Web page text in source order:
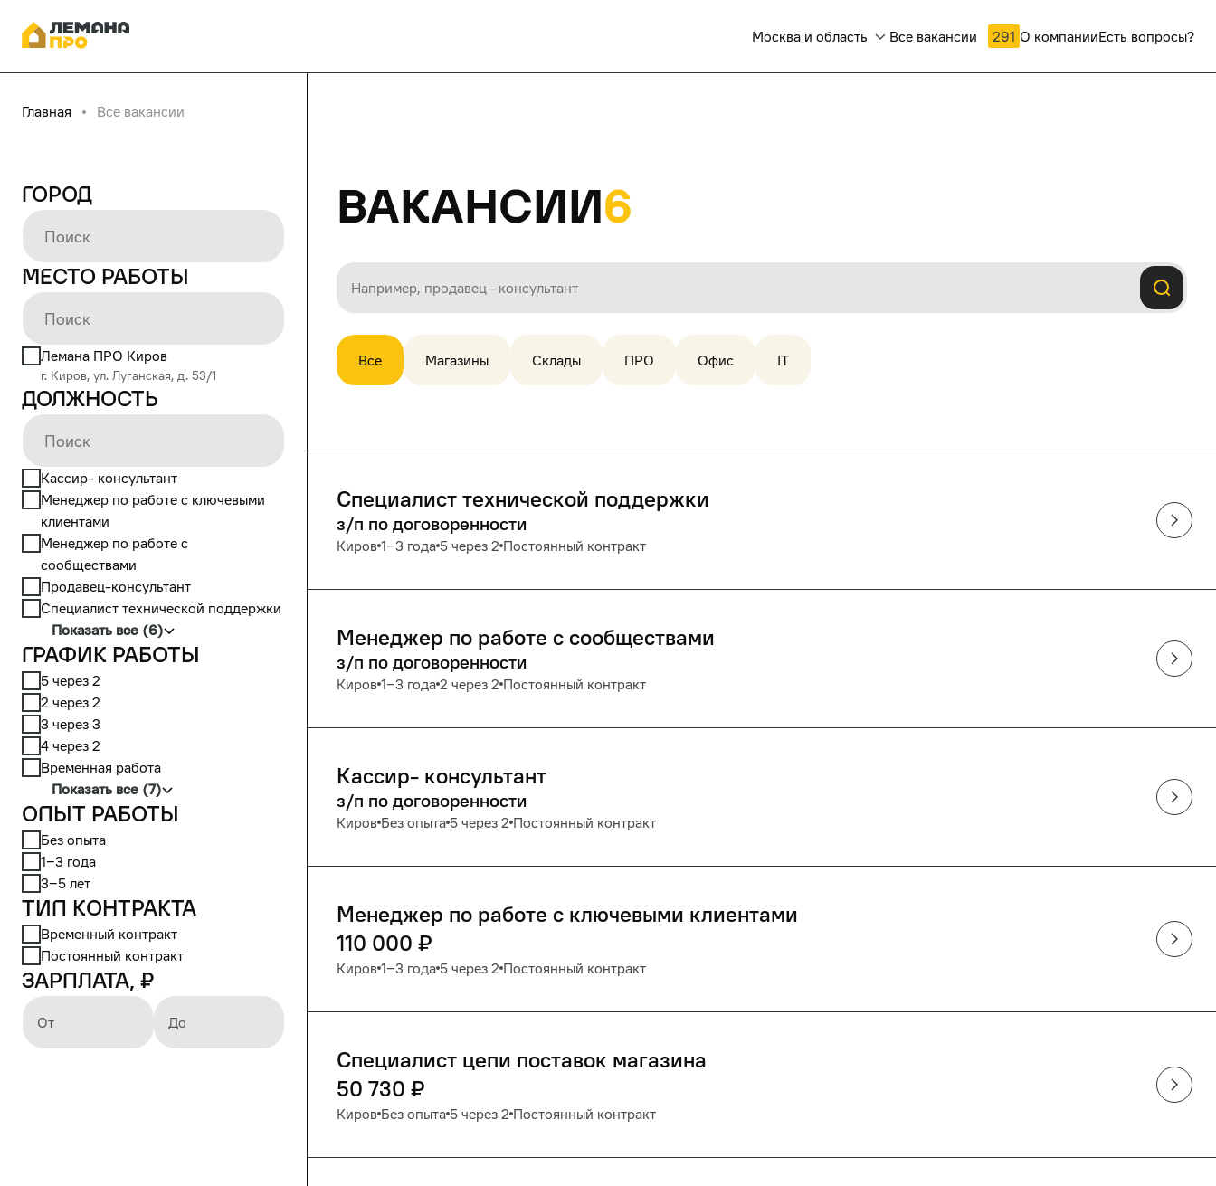
Москва и область Все вакансии 291 О компанииЕсть вопросы?
Главная Все вакансии
Город
Место работы
Лемана ПРО Киров
г. Киров, ул. Луганская, д. 53/1
Должность
Кассир- консультант
Менеджер по работе с ключевыми
клиентами
Менеджер по работе с
сообществами
Продавец-консультант
Специалист технической поддержки
Показать все (6)
График работы
5 через 2
2 через 2
3 через 3
4 через 2
Временная работа
Показать все (7)
Опыт работы
Без опыта
1‒3 года
3‒5 лет
Тип контракта
Временный контракт
Постоянный контракт
Зарплата, ₽
От До
Вакансии6
Все Магазины Склады ПРО Офис IT
Специалист технической поддержки
з/п по договоренности
Киров 1‒3 года 5 через 2 Постоянный контракт
Менеджер по работе с сообществами
з/п по договоренности
Киров 1‒3 года 2 через 2 Постоянный контракт
Кассир- консультант
з/п по договоренности
Киров Без опыта 5 через 2 Постоянный контракт
Менеджер по работе с ключевыми клиентами
110 000 ₽
Киров 1‒3 года 5 через 2 Постоянный контракт
Специалист цепи поставок магазина
50 730 ₽
Киров Без опыта 5 через 2 Постоянный контракт